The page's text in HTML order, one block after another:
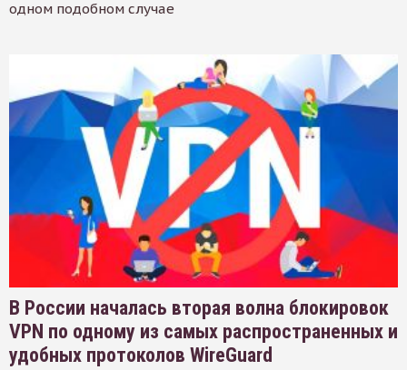
одном подобном случае
В России началась вторая волна блокировок
VPN по одному из самых распространенных и
удобных протоколов WireGuard